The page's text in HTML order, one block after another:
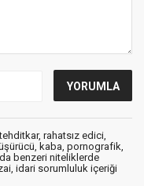
rahatsız edici,
kaba, pornografik,
da benzeri niteliklerde
idari sorumluluk içeriği